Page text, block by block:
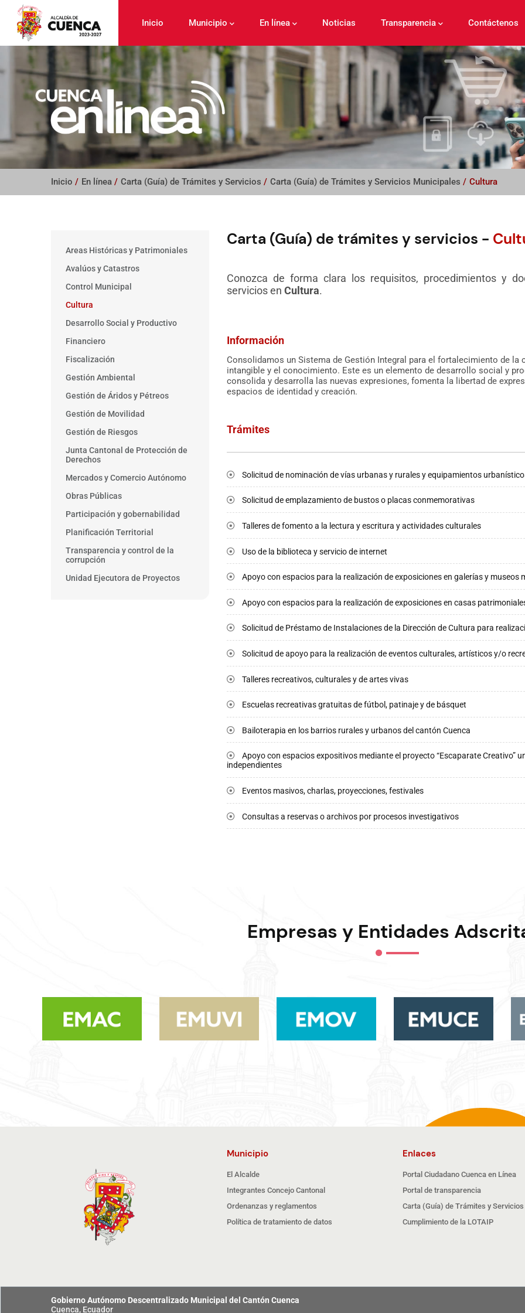
contenido
principal
Inicio Municipio En línea Noticias Transparencia Contáctenos
Inicio / En línea / Carta (Guía) de Trámites y Servicios / Carta (Guía) de Trámites y Servicios Municipales / Cultura
Carta (Guía) de trámites y servicios -
Conozca de forma clara los requisitos, procedimientos y
servicios en Cultura.
Información
Consolidamos un Sistema de Gestión Integral para el fortalecimiento de
intangible y el conocimiento. Este es un elemento de desarrollo social y
consolida y desarrolla las nuevas expresiones, fomenta la libertad de
espacios de identidad y creación.
Trámites
Solicitud de nominación de vías urbanas y rurales y equipamientos
Solicitud de emplazamiento de bustos o placas conmemorativas
Talleres de fomento a la lectura y escritura y actividades culturales
Uso de la biblioteca y servicio de internet
Apoyo con espacios para la realización de exposiciones en galerías y museos
Apoyo con espacios para la realización de exposiciones en casas
Solicitud de Préstamo de Instalaciones de la Dirección de Cultura para
Solicitud de apoyo para la realización de eventos culturales, artísticos y/o
Talleres recreativos, culturales y de artes vivas
Escuelas recreativas gratuitas de fútbol, patinaje y de básquet
Bailoterapia en los barrios rurales y urbanos del cantón Cuenca
Apoyo con espacios expositivos mediante el proyecto “Escaparate Creativo”
independientes
Eventos masivos, charlas, proyecciones, festivales
Consultas a reservas o archivos por procesos investigativos
Main
Areas Históricas y Patrimoniales
Avalúos y Catastros
Control Municipal
Cultura
Desarrollo Social y Productivo
Financiero
Fiscalización
Gestión Ambiental
Gestión de Áridos y Pétreos
Gestión de Movilidad
Gestión de Riesgos
Junta Cantonal de Protección de
Derechos
Mercados y Comercio Autónomo
Obras Públicas
Participación y gobernabilidad
Planificación Territorial
Transparencia y control de la
corrupción
Unidad Ejecutora de Proyectos
Empresas y Entidades
Municipio
El Alcalde
Integrantes Concejo Cantonal
Ordenanzas y reglamentos
Política de tratamiento de datos
Enlaces
Portal Ciudadano Cuenca en Línea
Portal de transparencia
Carta (Guía) de Trámites y Servicios
Cumplimiento de la LOTAIP
Gobierno Autónomo Descentralizado Municipal del Cantón Cuenca
Cuenca, Ecuador